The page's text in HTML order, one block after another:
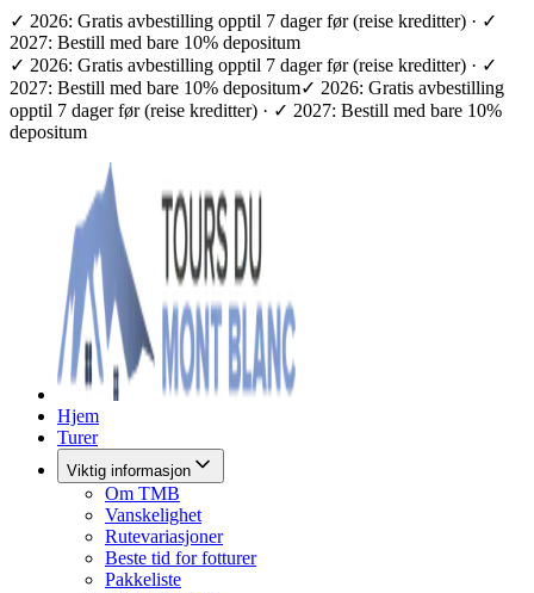
✓ 2026: Gratis avbestilling opptil 7 dager før (reise kreditter) · ✓
2027: Bestill med bare 10% depositum
✓ 2026: Gratis avbestilling opptil 7 dager før (reise kreditter) · ✓
2027: Bestill med bare 10% depositum✓ 2026: Gratis avbestilling
opptil 7 dager før (reise kreditter) · ✓ 2027: Bestill med bare 10%
depositum
Hjem
Turer
Viktig informasjon
Om TMB
Vanskelighet
Rutevariasjoner
Beste tid for fotturer
Pakkeliste